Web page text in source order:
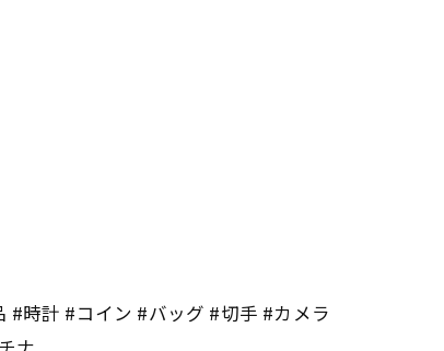
時計 #コイン #バッグ #切手 #カメラ